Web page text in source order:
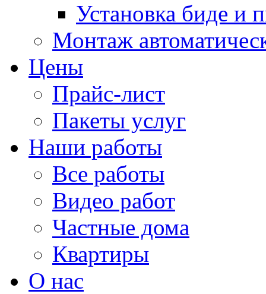
Установка биде и
Монтаж
Цены
Прайс-лист
Пакеты услуг
Наши работы
Все работы
Видео работ
Частные дома
Квартиры
О нас